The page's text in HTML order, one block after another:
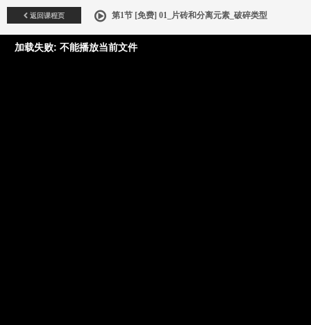
返回课程页 第1节 [免费] 01_片砖和分离元素_破碎类型
加载失败: 不能播放当前文件